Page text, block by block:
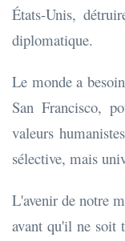
États-Unis,
diplomatique.
Le monde a
San Francisco,
valeurs
sélective, mais
L'avenir de notre
avant qu'il ne soit